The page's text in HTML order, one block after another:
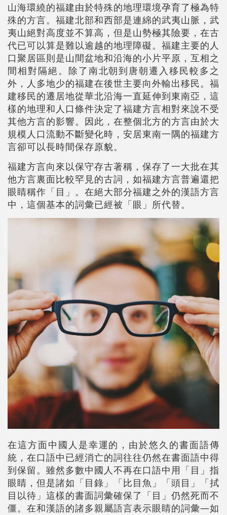
山海環繞的福建由於特殊的地理環境孕育了極為特
殊的方言。福建北部和西部是連綿的武夷山脈，武
夷山絕對高度並不算高，但是山勢極其險要，在古
代已可以算是難以逾越的地理障礙。福建主要的人
口聚居區則是山間盆地和沿海的小片平原，互相之
間相對隔絕。除了南北朝到唐朝遷入移民較多之
外，人多地少的福建在後世主要向外輸出移民。福
建移民的遷居地從華北沿海一直延伸到東南亞，這
樣的地理和人口條件決定了福建方言相對來說不受
其他方言的影響。因此，在整個北方的方言由於大
規模人口流動不斷變化時，安居東南一隅的福建方
言卻可以長時間保存原貌。
福建方言向來以保守存古著稱，保存了一大批在其
他方言裏面比較罕見的古詞，如福建方言普遍還把
眼睛稱作「目」。在絕大部分福建之外的漢語方言
中，這個基本的詞彙已經被「眼」所代替。
在這方面中國人是幸運的，由於悠久的書面語傳
統，在口語中已經消亡的詞往往仍然在書面語中得
到保留。雖然多數中國人不再在口語中用「目」指
眼睛，但是諸如「目錄」「比目魚」「頭目」「拭
目以待」這樣的書面詞彙確保了「目」仍然死而不
僵。在和漢語的諸多親屬語言表示眼睛的詞彙—如